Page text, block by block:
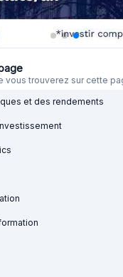
vous trouverez sur cette
et des rendements